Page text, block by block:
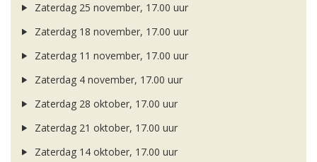
Zaterdag 25 november, 17.00 uur
Zaterdag 18 november, 17.00 uur
Zaterdag 11 november, 17.00 uur
Zaterdag 4 november, 17.00 uur
Zaterdag 28 oktober, 17.00 uur
Zaterdag 21 oktober, 17.00 uur
Zaterdag 14 oktober, 17.00 uur